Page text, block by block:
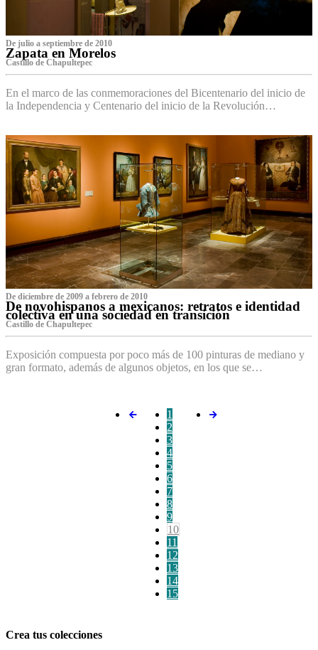
De julio a septiembre de 2010
Zapata en Morelos
Castillo de Chapultepec
En el marco de las conmemoraciones del Bicentenario del inicio de
la Independencia y Centenario del inicio de la Revolución…
De diciembre de 2009 a febrero de 2010
De novohispanos a mexicanos: retratos e identidad
colectiva en una sociedad en transición
Castillo de Chapultepec
Exposición compuesta por poco más de 100 pinturas de mediano y
gran formato, además de algunos objetos, en los que se…
1
2
3
4
5
6
7
8
9
10
11
12
13
14
15
Crea tus colecciones